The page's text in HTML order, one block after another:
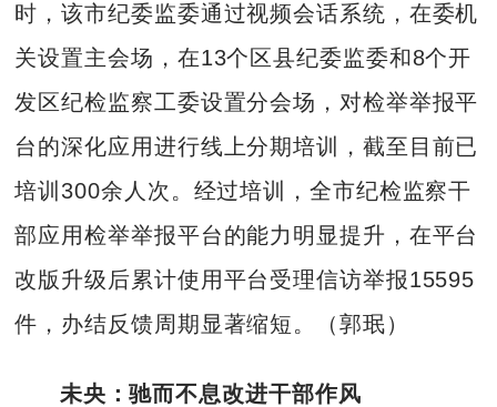
时，该市纪委监委通过视频会话系统，在委机
关设置主会场，在13个区县纪委监委和8个开
发区纪检监察工委设置分会场，对检举举报平
台的深化应用进行线上分期培训，截至目前已
培训300余人次。经过培训，全市纪检监察干
部应用检举举报平台的能力明显提升，在平台
改版升级后累计使用平台受理信访举报15595
件，办结反馈周期显著缩短。（郭珉）
未央：驰而不息改进干部作风